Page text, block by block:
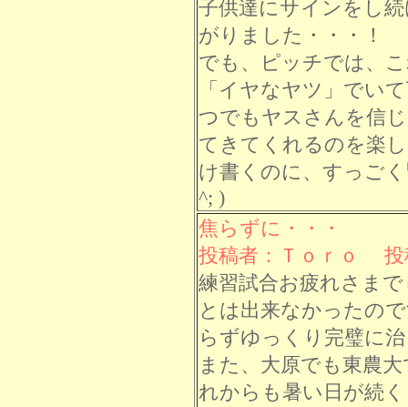
子供達にサインをし
がりました・・・！
でも、ピッチでは、
「イヤなヤツ」でい
つでもヤスさんを信
てきてくれるのを楽
け書くのに、すっご
^; )
焦らずに・・・
投稿者：Ｔｏｒｏ 投
練習試合お疲れさま
とは出来なかったの
らずゆっくり完璧に
また、大原でも東農
れからも暑い日が続